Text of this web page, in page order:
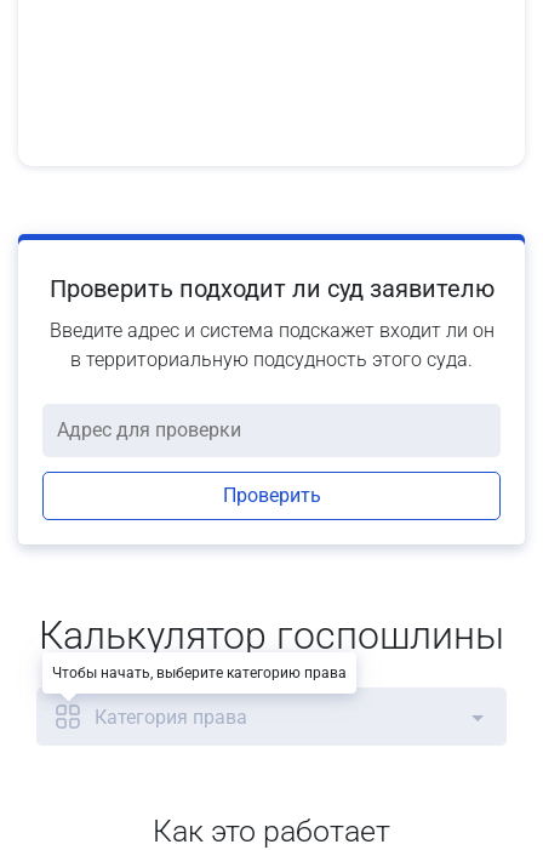
Проверить подходит ли суд заявителю
Введите адрес и система подскажет входит ли он
в территориальную подсудность этого суда.
Проверить
Калькулятор госпошлины
Категория права
Как это работает
Чтобы начать, выберите категорию права